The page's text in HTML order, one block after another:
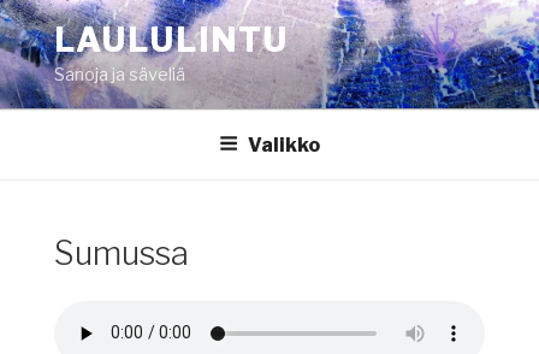
Siirry
sisältöönLAULULINTU
Sanoja ja säveliä
Valikko
Sumussa